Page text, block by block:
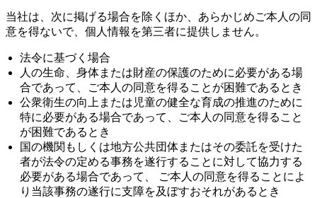
当社は、次に掲げる場合を除くほか、あらかじめご本人の同
意を得ないで、個人情報を第三者に提供しません。
法令に基づく場合
人の生命、身体または財産の保護のために必要がある場
合であって、ご本人の同意を得ることが困難であるとき
公衆衛生の向上または児童の健全な育成の推進のために
特に必要がある場合であって、ご本人の同意を得ること
が困難であるとき
国の機関もしくは地方公共団体またはその委託を受けた
者が法令の定める事務を遂行することに対して協力する
必要がある場合であって、 ご本人の同意を得ることによ
り当該事務の遂行に支障を及ぼすおそれがあるとき